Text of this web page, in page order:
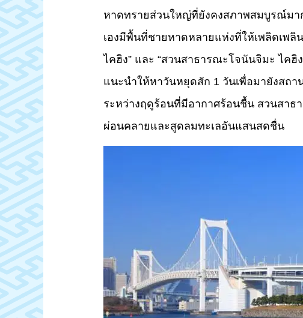
หาดทรายส่วนใหญ่ที่ยังคงสภาพสมบูรณ์มา
เองมีพื้นที่ชายหาดหลายแห่งที่ให้เพลิดเพลิ
ไคฮิง” และ “สวนสาธารณะโจนันจิมะ ไคฮิ
แนะนำให้หาวันหยุดสัก 1 วันเพื่อมายังสถ
ระหว่างฤดูร้อนที่มีอากาศร้อนชื้น สวนสา
ผ่อนคลายและสูดลมทะเลอันแสนสดชื่น